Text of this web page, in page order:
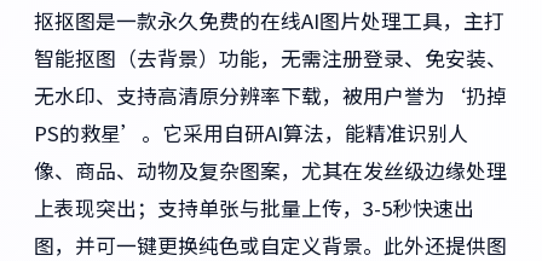
抠抠图是一款永久免费的在线AI图片处理工具，主打
智能抠图（去背景）功能，无需注册登录、免安装、
无水印、支持高清原分辨率下载，被用户誉为‘扔掉
PS的救星’。它采用自研AI算法，能精准识别人
像、商品、动物及复杂图案，尤其在发丝级边缘处理
上表现突出；支持单张与批量上传，3-5秒快速出
图，并可一键更换纯色或自定义背景。此外还提供图